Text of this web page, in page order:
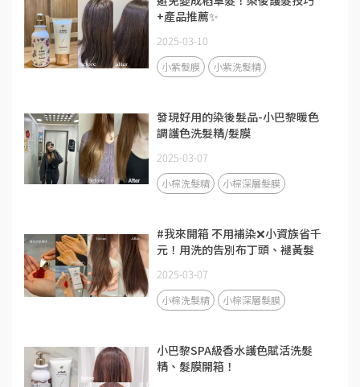
+產品推薦✨
2025-03-10
小紫髮膜 小紫洗髮精
發現好用的染後髮品-小巴黎暖色
調護色洗髮精/髮膜
2025-03-07
小棕洗髮精 小棕深層髮膜
#我來開箱 不用補染❌小資族省千
元！用洗的告別布丁頭、褪黃髮
2025-03-07
小棕洗髮精 小棕深層髮膜
小巴黎SPA級香水護色賦活洗髮
精、髮膜開箱！